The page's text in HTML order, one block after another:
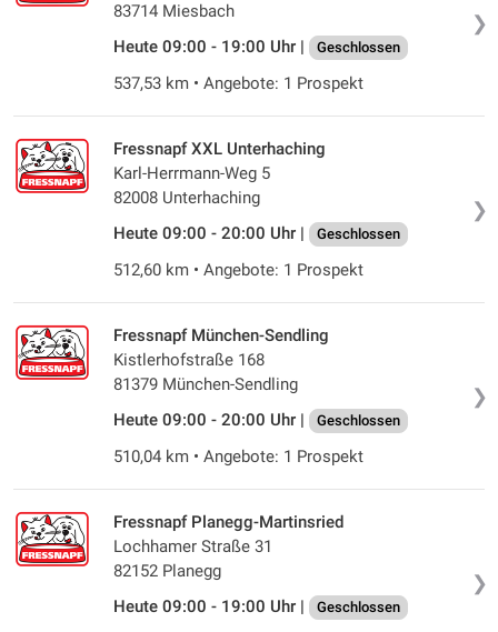
❯
83714 Miesbach
Heute 09:00 - 19:00 Uhr |
Geschlossen
537,53 km • Angebote: 1 Prospekt
❯
Fressnapf XXL Unterhaching
Karl-Herrmann-Weg 5
82008 Unterhaching
Heute 09:00 - 20:00 Uhr |
Geschlossen
512,60 km • Angebote: 1 Prospekt
❯
Fressnapf München-Sendling
Kistlerhofstraße 168
81379 München-Sendling
Heute 09:00 - 20:00 Uhr |
Geschlossen
510,04 km • Angebote: 1 Prospekt
❯
Fressnapf Planegg-Martinsried
Lochhamer Straße 31
82152 Planegg
Heute 09:00 - 19:00 Uhr |
Geschlossen